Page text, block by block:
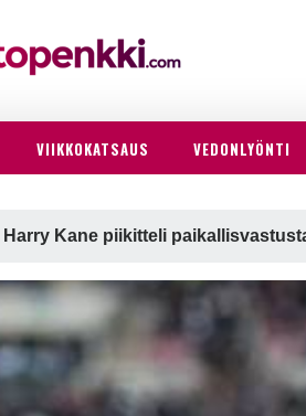
VIIKKOKATSAUS VEDONLYÖNTI
Harry Kane piikitteli